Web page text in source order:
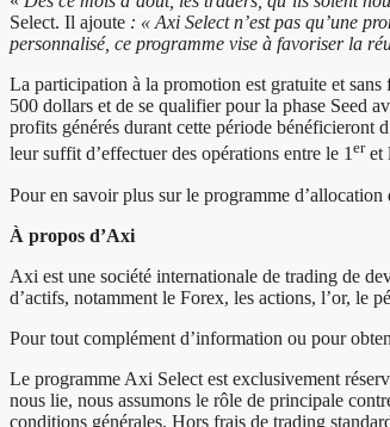
Select. Il ajoute : « Axi Select n’est pas qu’une
personnalisé, ce programme vise à favoriser la
La participation à la promotion est gratuite et
500 dollars et de se qualifier pour la phase Seed
profits générés durant cette période bénéficieront
leur suffit d’effectuer des opérations entre le 1eret
Pour en savoir plus sur le programme
À propos d’Axi
Axi est une société internationale de trading de
d’actifs, notamment le Forex, les actions, l’or, le
Pour tout complément d’information ou pour
Le programme Axi Select est exclusivement
nous lie, nous assumons le rôle de principale
conditions générales. Hors frais de trading